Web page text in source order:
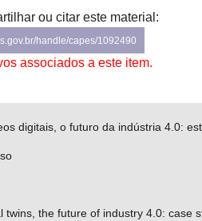
ou citar este material:
handle/capes/1092490
associados a este item.
digitais, o futuro da indústria 4.0:
twins, the future of industry 4.0: case